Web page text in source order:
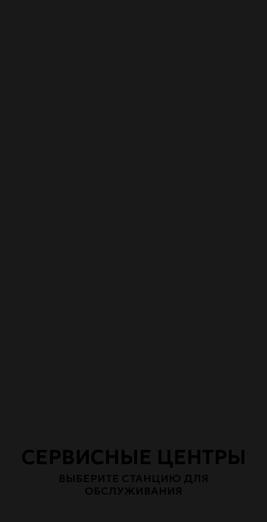
СЕРВИСНЫЕ ЦЕНТРЫ
ВЫБЕРИТЕ СТАНЦИЮ ДЛЯ
ОБСЛУЖИВАНИЯ